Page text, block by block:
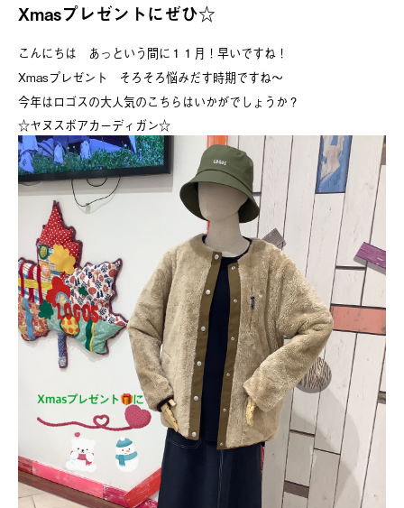
Xmasプレゼントにぜひ☆
こんにちは あっという間に１１月！早いですね！
Xmasプレゼント そろそろ悩みだす時期ですね～
今年はロゴスの大人気のこちらはいかがでしょうか？
☆ヤヌスボアカーディガン☆